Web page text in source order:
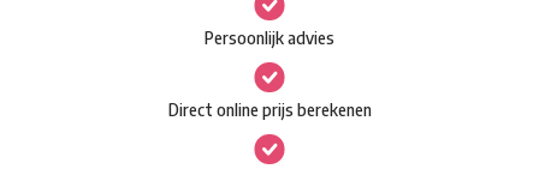
Waar ben je naar op zoek?
optie
kan
gekozen
worden
op
Persoonlijk advies
Direct online prijs berekenen